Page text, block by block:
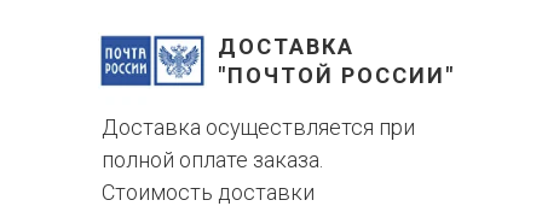
Доставка осуществляется при
полной оплате заказа.
Стоимость доставки
ДОСТАВКА
"ПОЧТОЙ РОССИИ"